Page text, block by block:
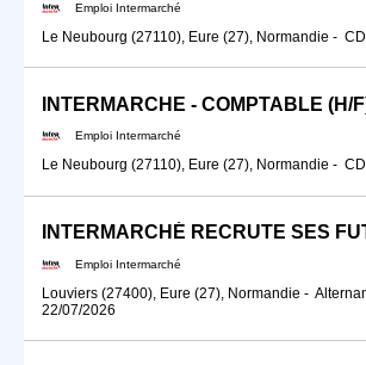
Emploi Intermarché
Le Neubourg (27110), Eure (27), Normandie -
INTERMARCHE - COMPTABLE (H/
Emploi Intermarché
Le Neubourg (27110), Eure (27), Normandie - CDI
Emploi Intermarché
Louviers (27400), Eure (27), Normandie -
22/07/2026